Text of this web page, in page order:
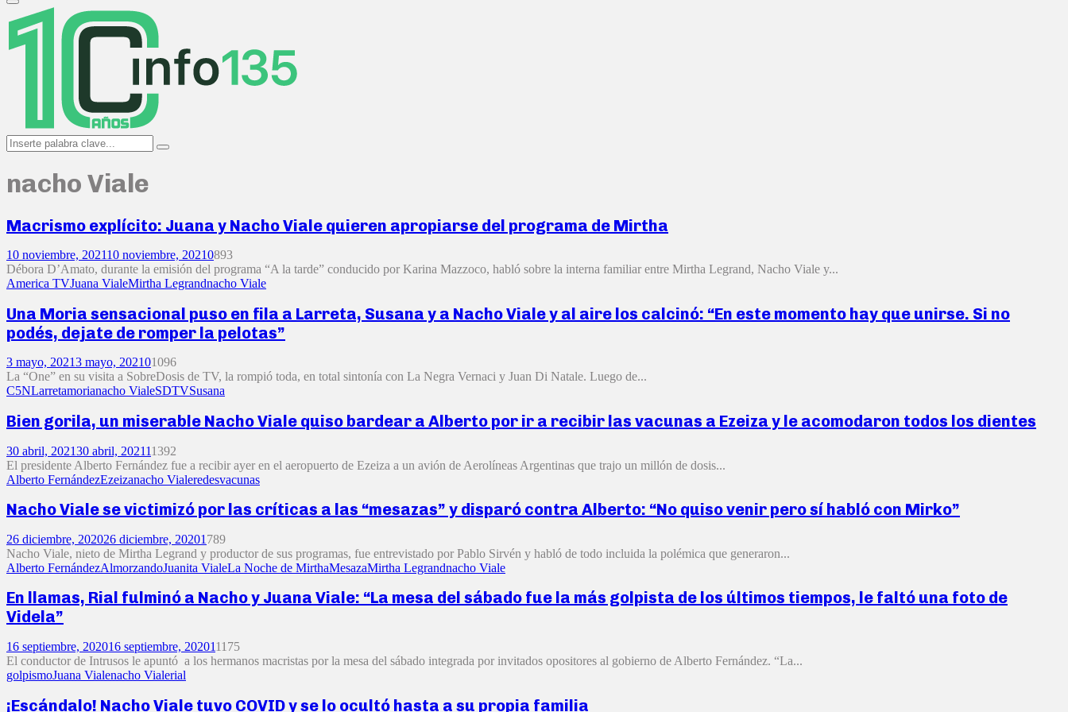
Primary
Menu
Search
for:
Search
nacho Viale
Macrismo explícito: Juana y Nacho Viale quieren apropiarse del programa de Mirtha
10 noviembre, 202110 noviembre, 20210893
Débora D’Amato, durante la emisión del programa “A la tarde” conducido por Karina Mazzoco, habló sobre la interna familiar entre Mirtha Legrand, Nacho Viale y...
America TVJuana VialeMirtha Legrandnacho Viale
Una Moria sensacional puso en fila a Larreta, Susana y a Nacho Viale y al aire los calcinó: “En este momento hay que unirse. Si no
podés, dejate de romper la pelotas”
3 mayo, 20213 mayo, 202101096
La “One” en su visita a SobreDosis de TV, la rompió toda, en total sintonía con La Negra Vernaci y Juan Di Natale. Luego de...
C5NLarretamorianacho VialeSDTVSusana
Bien gorila, un miserable Nacho Viale quiso bardear a Alberto por ir a recibir las vacunas a Ezeiza y le acomodaron todos los dientes
30 abril, 202130 abril, 202111392
El presidente Alberto Fernández fue a recibir ayer en el aeropuerto de Ezeiza a un avión de Aerolíneas Argentinas que trajo un millón de dosis...
Alberto FernándezEzeizanacho Vialeredesvacunas
Nacho Viale se victimizó por las críticas a las “mesazas” y disparó contra Alberto: “No quiso venir pero sí habló con Mirko”
26 diciembre, 202026 diciembre, 20201 789
Nacho Viale, nieto de Mirtha Legrand y productor de sus programas, fue entrevistado por Pablo Sirvén y habló de todo incluida la polémica que generaron...
Alberto FernándezAlmorzandoJuanita VialeLa Noche de MirthaMesazaMirtha Legrandnacho Viale
En llamas, Rial fulminó a Nacho y Juana Viale: “La mesa del sábado fue la más golpista de los últimos tiempos, le faltó una foto de
Videla”
16 septiembre, 202016 septiembre, 202011175
El conductor de Intrusos le apuntó a los hermanos macristas por la mesa del sábado integrada por invitados opositores al gobierno de Alberto Fernández. “La...
golpismoJuana Vialenacho Vialerial
¡Escándalo! Nacho Viale tuvo COVID y se lo ocultó hasta a su propia familia